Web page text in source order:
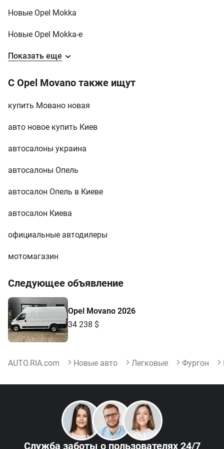
Opel Movanoу кредит
Opel Vivaroу кредит
Opel Zafiraу кредит
Opel Zafira Lifeу кредит
Новые Opel Mokka
Новые Opel Mokka-e
Показать еще
С Opel Movano также ищут
купить Мовано новая
авто новое купить Киев
автосалоны украина
автосалоны Опель
автосалон Опель в Киеве
автосалон Киева
официальные автодилеры
мотомагазин
Следующее объявление
Opel Movano 2026
34 238 $
AUTO.RIA.com Новые авто Легковые Фургон
Служба заботы о пользователях 24/7